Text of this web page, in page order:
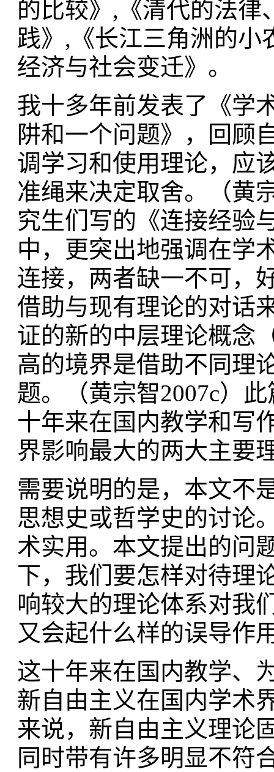
的比较》,《清代的法律
践》,《长江三角洲的小
经济与社会变迁》。
我十多年前发表了《学
阱和一个问题》，回顾
调学习和使用理论，应
准绳来决定取舍。（黄
究生们写的《连接经验
中，更突出地强调在学
连接，两者缺一不可，
借助与现有理论的对话
证的新的中层理论概念
高的境界是借助不同理
题。（黄宗智2007c）
十年来在国内教学和写
界影响最大的两大主要
需要说明的是，本文不
思想史或哲学史的讨论
术实用。本文提出的问
下，我们要怎样对待理
响较大的理论体系对我
又会起什么样的误导作
这十年来在国内教学、
新自由主义在国内学术
来说，新自由主义理论
同时带有许多明显不符